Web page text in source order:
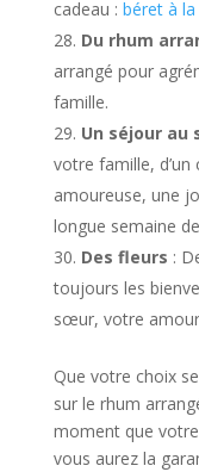
cadeau : béret à
Du rhum
arrangé pour
famille.
Un séjour au
votre famille,
amoureuse, une
longue semaine
Des fleurs :
toujours les
sœur, votre
Que votre choix
sur le rhum
moment que
vous aurez la